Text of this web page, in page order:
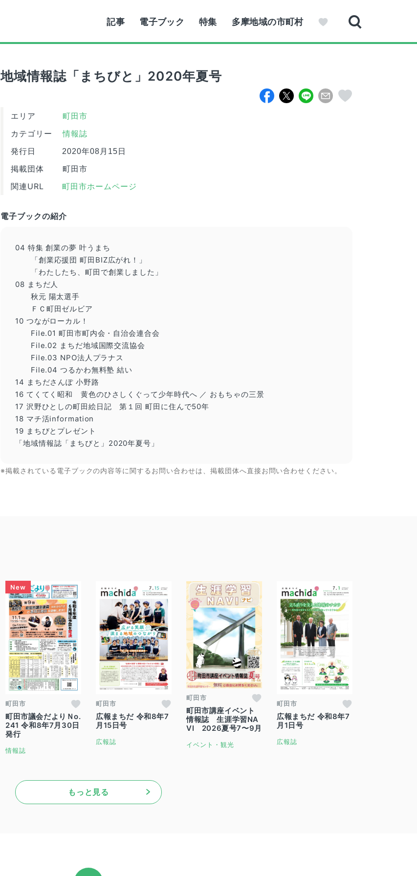
記事 電子ブック 特集 多摩地域の市町村
地域情報誌「まちびと」2020年夏号
エリア 町田市
カテゴリー 情報誌
発行日 2020年08月15日
掲載団体 町田市
関連URL 町田市ホームページ
電子ブックの紹介
04 特集 創業の夢 叶うまち
「創業応援団 町田BIZ広がれ！」
「わたしたち、町田で創業しました」
08 まちだ人
秋元 陽太選手
ＦＣ町田ゼルビア
10 つながローカル！
File.01 町田市町内会・自治会連合会
File.02 まちだ地域国際交流協会
File.03 NPO法人プラナス
File.04 つるかわ無料塾 結い
14 まちださんぽ 小野路
16 てくてく昭和 黄色のひさしくぐって少年時代へ ／ おもちゃの三景
17 沢野ひとしの町田絵日記 第１回 町田に住んで50年
18 マチ活information
19 まちびとプレゼント
「地域情報誌「まちびと」2020年夏号」
※掲載されている電子ブックの内容等に関するお問い合わせは、掲載団体へ直接お問い合わせください。
町田市
町田市議会だよりＮo.
241 令和8年7月30日
発行
情報誌
町田市
広報まちだ 令和8年7
月15日号
広報誌
町田市
町田市講座イベント
情報誌 生涯学習NA
VI 2026夏号7〜9月
イベント・観光
町田市
広報まちだ 令和8年7
月1日号
広報誌
もっと見る